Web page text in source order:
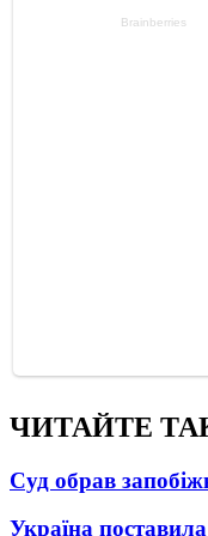
ЧИТАЙТЕ
Суд обрав
Україна